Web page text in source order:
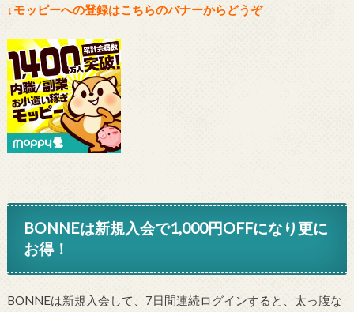
↓モッピーへの登録はこちらのバナーからどうぞ
BONNEは新規入会で1,000円OFFになり更に
お得！
BONNEは新規入会して、7日間連続ログインすると、太っ腹な